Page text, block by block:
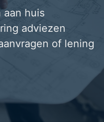
aan huis
adviezen
of lening